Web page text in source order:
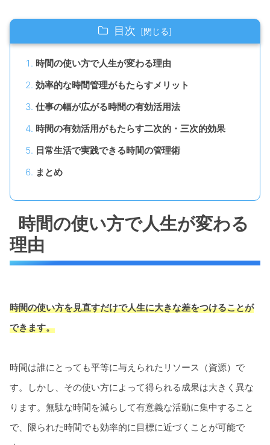
目次
時間の使い方で人生が変わる理由
効率的な時間管理がもたらすメリット
仕事の幅が広がる時間の有効活用法
時間の有効活用がもたらす二次的・三次的効果
日常生活で実践できる時間の管理術
まとめ
時間の使い方で人生が変わる
理由
時間の使い方を見直すだけで人生に大きな差をつけることが
できます。
時間は誰にとっても平等に与えられたリソース（資源）で
す。しかし、その使い方によって得られる成果は大きく異な
ります。無駄な時間を減らして有意義な活動に集中すること
で、限られた時間でも効率的に目標に近づくことが可能で